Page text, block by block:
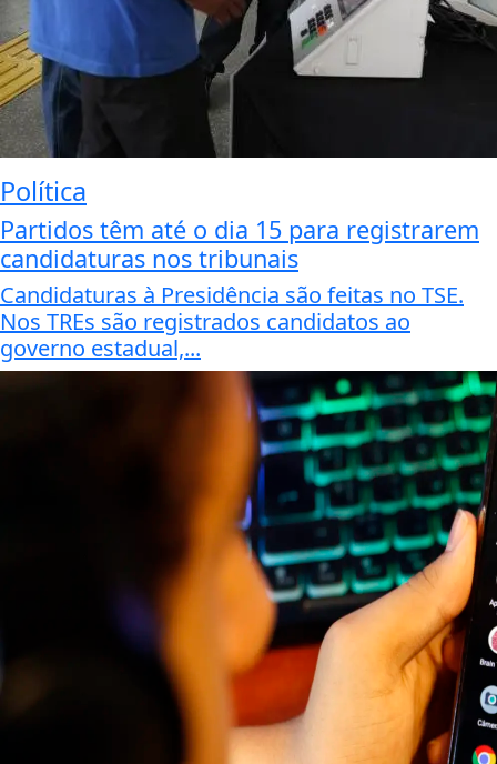
Política
Partidos têm até o dia 15 para registrarem
candidaturas nos tribunais
Candidaturas à Presidência são feitas no TSE.
Nos TREs são registrados candidatos ao
governo estadual,...